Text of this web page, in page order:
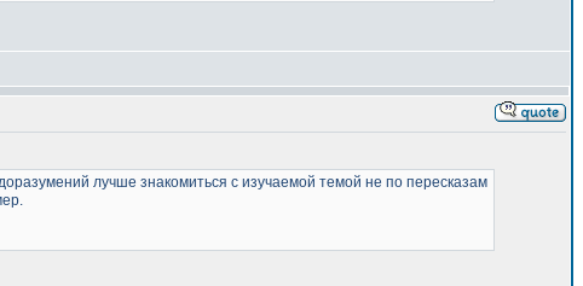
лучше знакомиться с изучаемой темой не по пересказам